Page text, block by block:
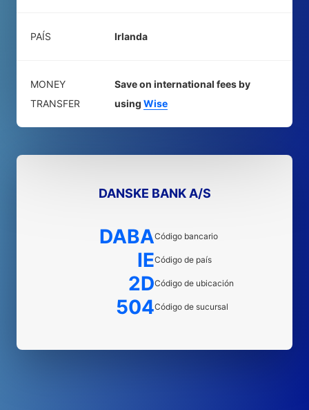
PAÍS Irlanda
MONEY
TRANSFER
Save on international fees by
using Wise
DANSKE BANK A/S
DABACódigo bancario
IECódigo de país
2DCódigo de ubicación
504Código de sucursal